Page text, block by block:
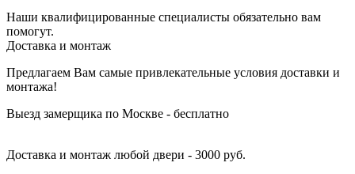
Наши квалифицированные специалисты обязательно вам
помогут.
Доставка и монтаж
Предлагаем Вам самые привлекательные условия доставки и
монтажа!
Выезд замерщика по Москве - бесплатно
Доставка и монтаж любой двери - 3000 руб.